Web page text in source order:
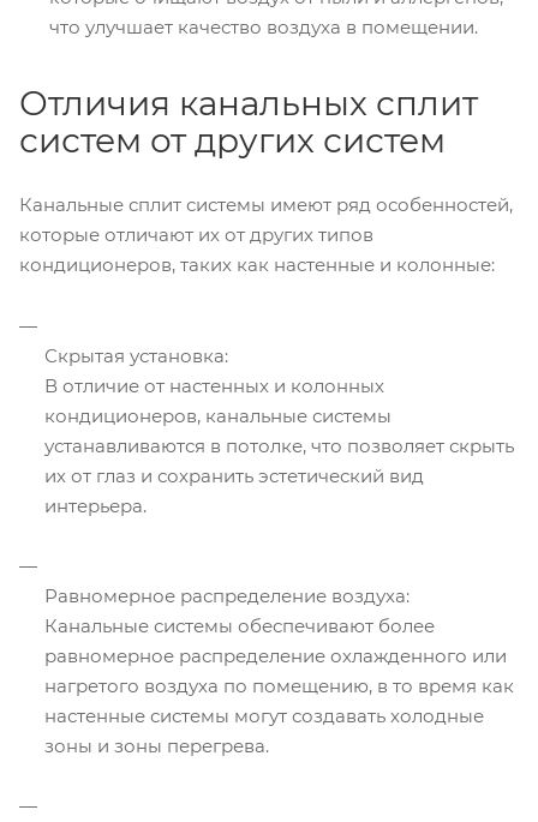
что улучшает качество воздуха в помещении.
Отличия канальных сплит
систем от других систем
Канальные сплит системы имеют ряд особенностей,
которые отличают их от других типов
кондиционеров, таких как настенные и колонные:
Скрытая установка:
В отличие от настенных и колонных
кондиционеров, канальные системы
устанавливаются в потолке, что позволяет скрыть
их от глаз и сохранить эстетический вид
интерьера.
Равномерное распределение воздуха:
Канальные системы обеспечивают более
равномерное распределение охлажденного или
нагретого воздуха по помещению, в то время как
настенные системы могут создавать холодные
зоны и зоны перегрева.